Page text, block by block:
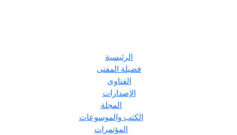
الرئيسية
فضيلة المفتى
الفتاوى
الإصدارات
المجلة
الكتب والموسوعات
المؤتمرات